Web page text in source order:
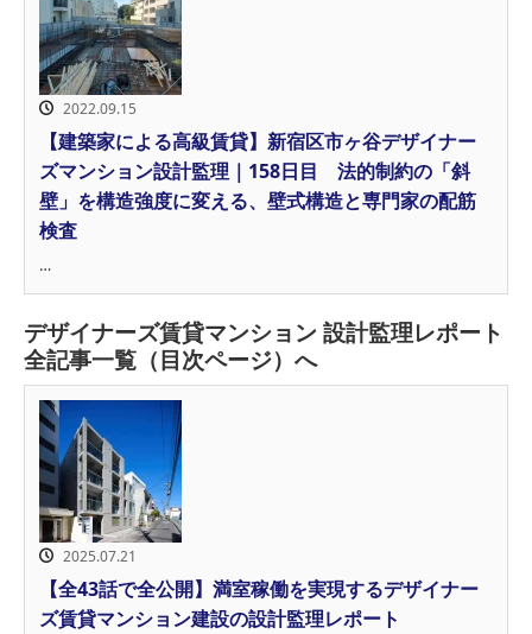
2022.09.15
【建築家による高級賃貸】新宿区市ヶ谷デザイナー
ズマンション設計監理｜158日目 法的制約の「斜
壁」を構造強度に変える、壁式構造と専門家の配筋
検査
…
デザイナーズ賃貸マンション 設計監理レポート
全記事一覧（目次ページ）へ
2025.07.21
【全43話で全公開】満室稼働を実現するデザイナー
ズ賃貸マンション建設の設計監理レポート